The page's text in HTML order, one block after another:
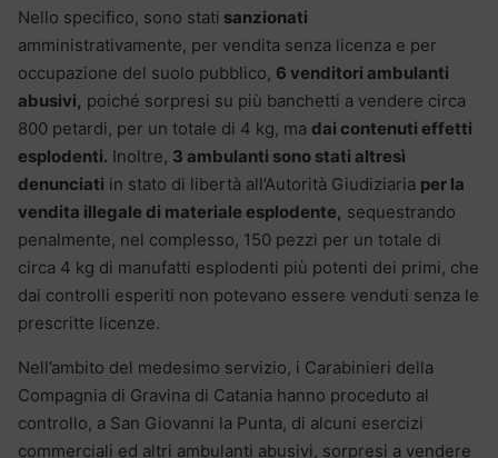
Nello specifico, sono stati sanzionati
amministrativamente, per vendita senza licenza e per
occupazione del suolo pubblico, 6 venditori ambulanti
abusivi, poiché sorpresi su più banchetti a vendere circa
800 petardi, per un totale di 4 kg, ma dai contenuti effetti
esplodenti. Inoltre, 3 ambulanti sono stati altresì
denunciati in stato di libertà all’Autorità Giudiziaria per la
vendita illegale di materiale esplodente, sequestrando
penalmente, nel complesso, 150 pezzi per un totale di
circa 4 kg di manufatti esplodenti più potenti dei primi, che
dai controlli esperiti non potevano essere venduti senza le
prescritte licenze.
Nell’ambito del medesimo servizio, i Carabinieri della
Compagnia di Gravina di Catania hanno proceduto al
controllo, a San Giovanni la Punta, di alcuni esercizi
commerciali ed altri ambulanti abusivi, sorpresi a vendere